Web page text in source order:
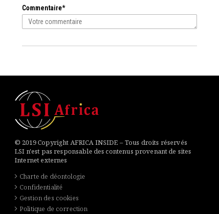
Commentaire*
© 2019 Copyright AFRICA INSIDE – Tous droits réservés
LSI n'est pas responsable des contenus provenant de sites
Internet externes
Charte de déontologie
Confidentialité
Gestion des cookies
Politique de correction